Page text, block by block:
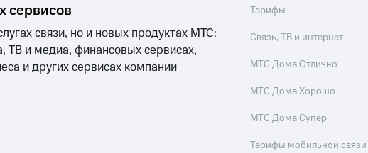
сервисов
связи, но и новых продуктах МТС:
и медиа, финансовых сервисах,
и других сервисах компании
Тарифы
Связь, ТВ и интернет
МТС Дома Отлично
МТС Дома Хорошо
МТС Дома Супер
Тарифы мобильной связи